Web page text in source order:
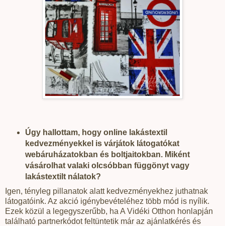
Úgy hallottam, hogy online lakástextil
kedvezményekkel is várjátok látogatókat
webáruházatokban és boltjaitokban. Miként
vásárolhat valaki olcsóbban függönyt vagy
lakástextilt nálatok?
Igen, tényleg pillanatok alatt kedvezményekhez juthatnak
látogatóink. Az akció igénybevételéhez több mód is nyílik.
Ezek közül a legegyszerűbb, ha A Vidéki Otthon honlapján
található partnerkódot feltüntetik már az ajánlatkérés és